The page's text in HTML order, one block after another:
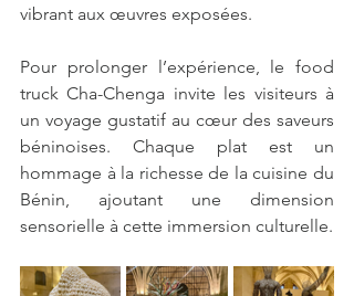
vibrant aux œuvres exposées.
Pour prolonger l’expérience, le food
truck Cha-Chenga invite les visiteurs à
un voyage gustatif au cœur des saveurs
béninoises. Chaque plat est un
hommage à la richesse de la cuisine du
Bénin, ajoutant une dimension
sensorielle à cette immersion culturelle.